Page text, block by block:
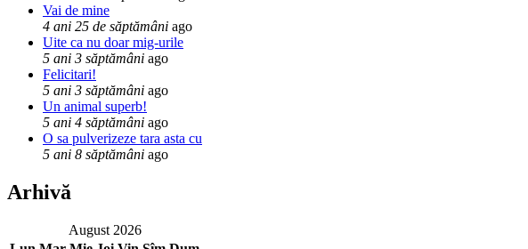
Vai de mine
4 ani 25 de săptămâni ago
Uite ca nu doar mig-urile
5 ani 3 săptămâni ago
Felicitari!
5 ani 3 săptămâni ago
Un animal superb!
5 ani 4 săptămâni ago
O sa pulverizeze tara asta cu
5 ani 8 săptămâni ago
Arhivă
August 2026